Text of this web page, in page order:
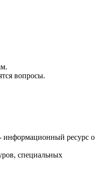
вопросы.
информационный ресурс о
специальных